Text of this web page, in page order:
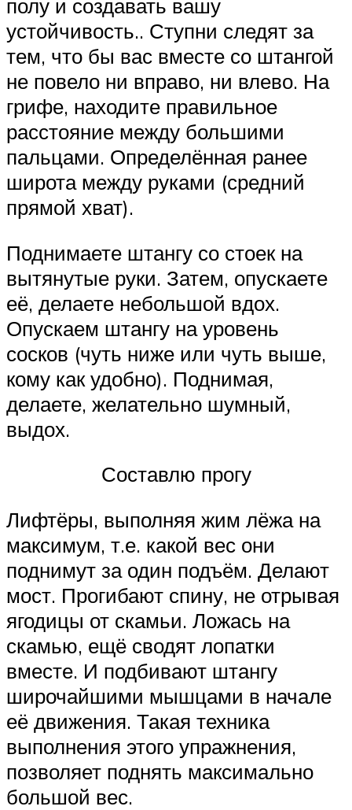
полу и создавать вашу
устойчивость.. Ступни следят за
тем, что бы вас вместе со штангой
не повело ни вправо, ни влево. На
грифе, находите правильное
расстояние между большими
пальцами. Определённая ранее
широта между руками (средний
прямой хват).
Поднимаете штангу со стоек на
вытянутые руки. Затем, опускаете
её, делаете небольшой вдох.
Опускаем штангу на уровень
сосков (чуть ниже или чуть выше,
кому как удобно). Поднимая,
делаете, желательно шумный,
выдох.
Составлю прогу
Лифтёры, выполняя жим лёжа на
максимум, т.е. какой вес они
поднимут за один подъём. Делают
мост. Прогибают спину, не отрывая
ягодицы от скамьи. Ложась на
скамью, ещё сводят лопатки
вместе. И подбивают штангу
широчайшими мышцами в начале
её движения. Такая техника
выполнения этого упражнения,
позволяет поднять максимально
большой вес.